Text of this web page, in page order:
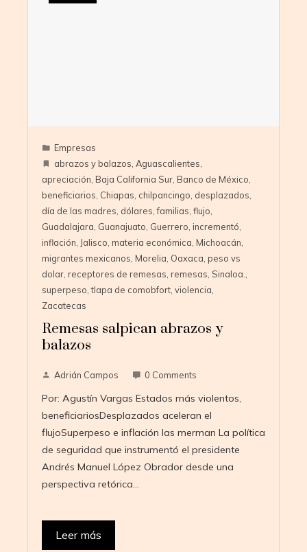
Empresas
abrazos y balazos, Aguascalientes,
apreciación, Baja California Sur, Banco de México,
beneficiarios, Chiapas, chilpancingo, desplazados,
día de las madres, dólares,familias, flujo,
Guadalajara, Guanajuato, Guerrero, incrementó,
inflación, Jalisco, materia económica, Michoacán,
migrantes mexicanos, Morelia, Oaxaca, peso vs
dolar, receptores de remesas, remesas, Sinaloa.,
superpeso,tlapa de comobfort, violencia,
Zacatecas
Remesas salpican abrazos y
balazos
Adrián Campos 0 Comments
Por: Agustín Vargas Estados más violentos,
beneficiariosDesplazados aceleran el
flujoSuperpeso e inflación las merman La política
de seguridad que instrumentó el presidente
Andrés Manuel López Obrador desde una
perspectiva retórica…
Leer más